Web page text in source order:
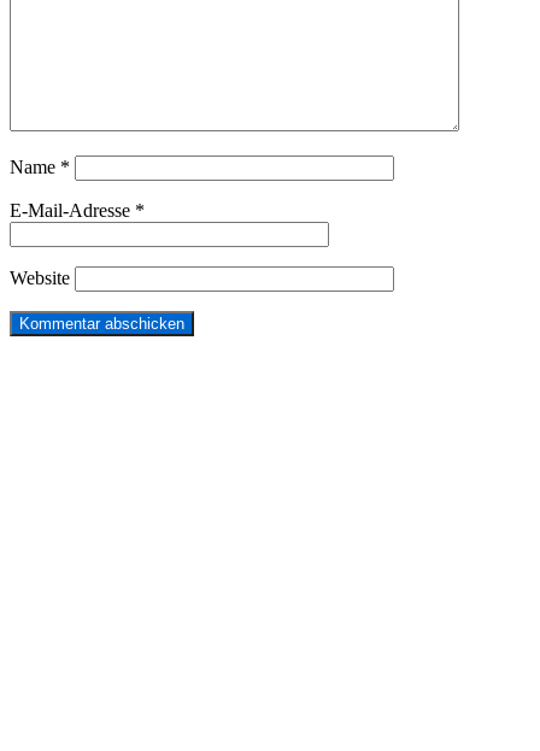
Name *
E-Mail-Adresse *
Website